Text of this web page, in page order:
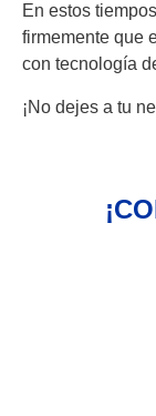
En estos
firmemente que
con tecnología
¡No dejes a tu